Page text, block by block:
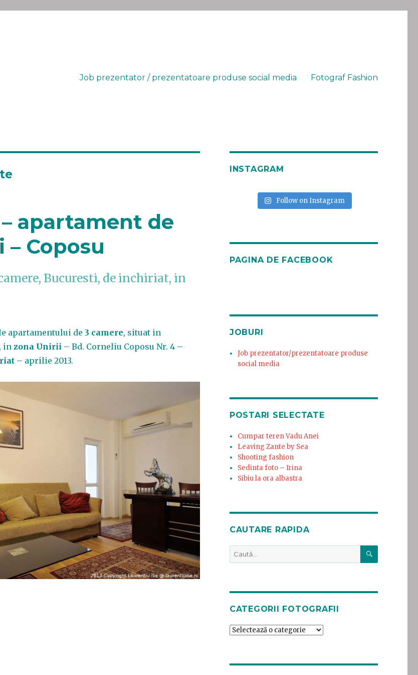
Job prezentator / prezentatoare produse social media Fotograf Fashion
apartament de
Coposu
Bucuresti, de inchiriat, in
apartamentului de 3 camere, situat in
, in zona Unirii – Bd. Corneliu Coposu Nr. 4 –
– aprilie 2013.
imobiliare – apartament de inchiriat – zona Unirii – Coposu”
INSTAGRAM
Follow on Instagram
PAGINA DE FACEBOOK
JOBURI
Job prezentator/prezentatoare produse
social media
POSTARI SELECTATE
Cumpar teren Vadu Anei
Leaving Zante by Sea
Shooting fashion
Sedinta foto – Irina
Sibiu la ora albastra
CAUTARE RAPIDA
Caută
după:
CĂUTARE
CATEGORII FOTOGRAFII
Categorii